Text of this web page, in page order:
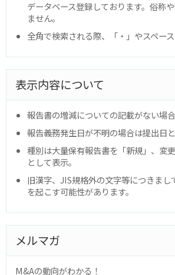
データベース登録しております。俗称
ません。
全角で検索される際、「・」やスペー
表示内容について
報告書の増減についての記載がない場合
報告義務発生日が不明の場合は提出日
種別は大量保有報告書を「新規」、変
として表示。
旧漢字、JIS規格外の文字等につきま
を起こす可能性があります。
メルマガ
M&Aの動向がわかる！